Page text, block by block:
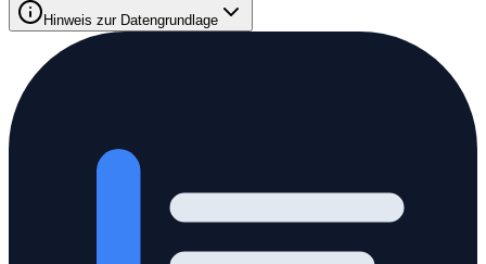
Hinweis zur Datengrundlage